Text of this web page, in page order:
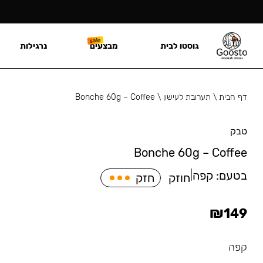
דף הבית\ תערובת לעישון \
Bonche 60g – Coffee
טבק
Bonche 60g – Coffee
בטעם: קפה חוזק חזק
₪149
קפה
גוסטו לבית מבצעים נרגילות